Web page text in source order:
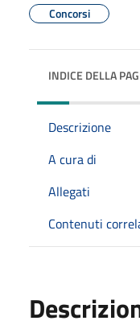
Concorsi
INDICE DELLA
Descrizione
A cura di
Allegati
Contenuti